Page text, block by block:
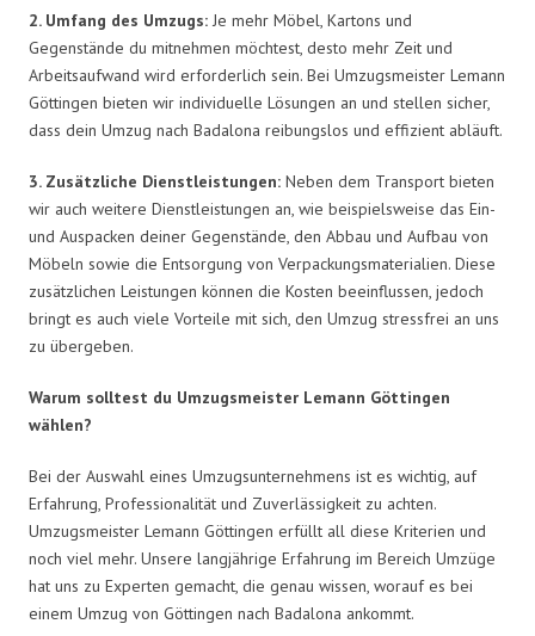
2. Umfang des Umzugs: Je mehr Möbel, Kartons und
Gegenstände du mitnehmen möchtest, desto mehr Zeit und
Arbeitsaufwand wird erforderlich sein. Bei Umzugsmeister Lemann
Göttingen bieten wir individuelle Lösungen an und stellen sicher,
dass dein Umzug nach Badalona reibungslos und effizient abläuft.
3. Zusätzliche Dienstleistungen: Neben dem Transport bieten
wir auch weitere Dienstleistungen an, wie beispielsweise das Ein-
und Auspacken deiner Gegenstände, den Abbau und Aufbau von
Möbeln sowie die Entsorgung von Verpackungsmaterialien. Diese
zusätzlichen Leistungen können die Kosten beeinflussen, jedoch
bringt es auch viele Vorteile mit sich, den Umzug stressfrei an uns
zu übergeben.
Warum solltest du Umzugsmeister Lemann Göttingen
wählen?
Bei der Auswahl eines Umzugsunternehmens ist es wichtig, auf
Erfahrung, Professionalität und Zuverlässigkeit zu achten.
Umzugsmeister Lemann Göttingen erfüllt all diese Kriterien und
noch viel mehr. Unsere langjährige Erfahrung im Bereich Umzüge
hat uns zu Experten gemacht, die genau wissen, worauf es bei
einem Umzug von Göttingen nach Badalona ankommt.